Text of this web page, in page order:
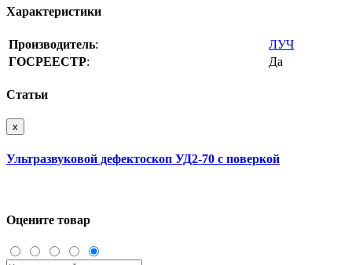
Характеристики
Производитель:
ЛУЧ
ГОСРЕЕСТР: Да
Статьи
x
Ультразвуковой дефектоскоп УД2-70 с поверкой
Оцените товар